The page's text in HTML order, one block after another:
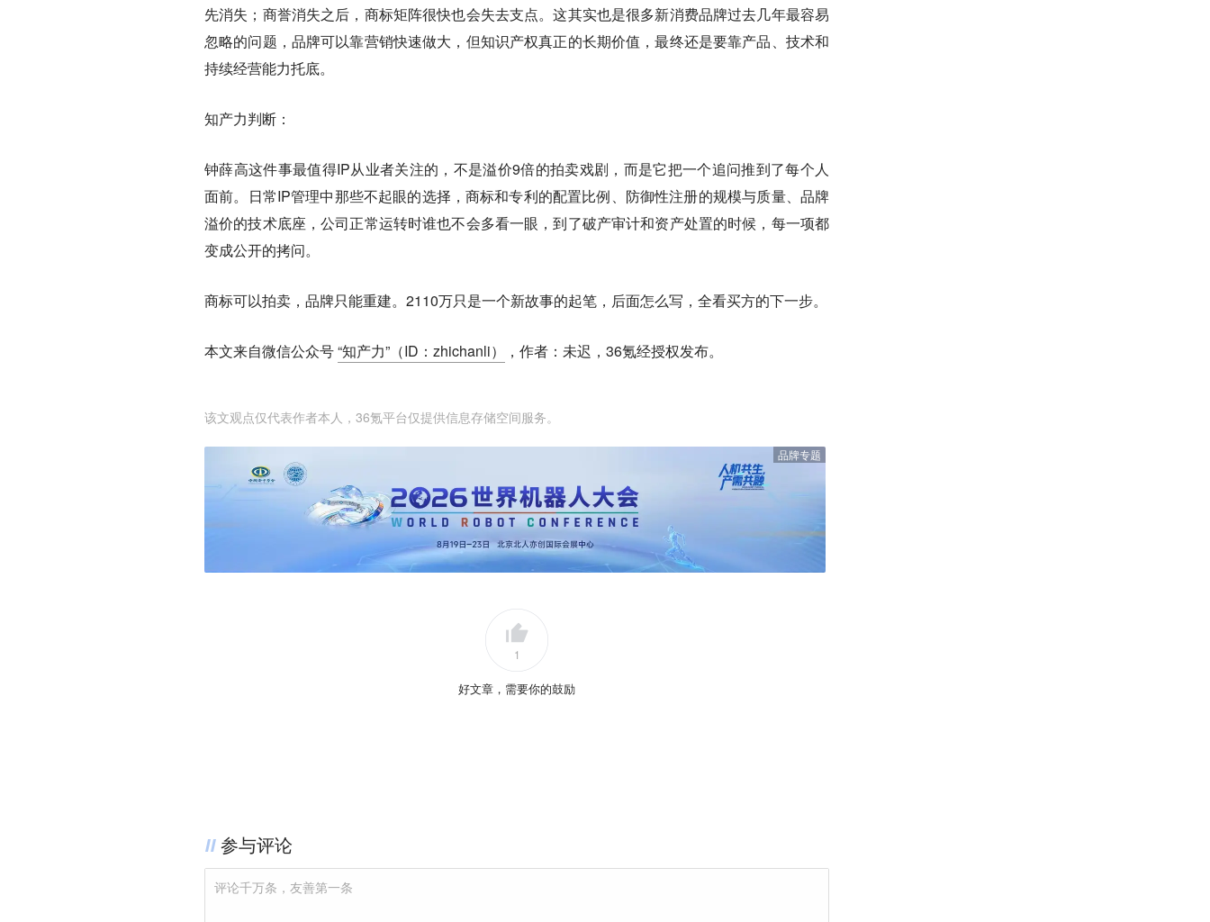
先消失；商誉消失之后，商标矩阵很快也会失去支点。这其实也是很多新消费品牌过去几年最容易
忽略的问题，品牌可以靠营销快速做大，但知识产权真正的长期价值，最终还是要靠产品、技术和
持续经营能力托底。
知产力判断：
钟薛高这件事最值得IP从业者关注的，不是溢价9倍的拍卖戏剧，而是它把一个追问推到了每个人
面前。日常IP管理中那些不起眼的选择，商标和专利的配置比例、防御性注册的规模与质量、品牌
溢价的技术底座，公司正常运转时谁也不会多看一眼，到了破产审计和资产处置的时候，每一项都
变成公开的拷问。
商标可以拍卖，品牌只能重建。2110万只是一个新故事的起笔，后面怎么写，全看买方的下一步。
本文来自微信公众号“知产力”（ID：zhichanli） ，作者：未迟，36氪经授权发布。
该文观点仅代表作者本人，36氪平台仅提供信息存储空间服务。
品牌专题
1
好文章，需要你的鼓励
参与评论
评论千万条，友善第一条